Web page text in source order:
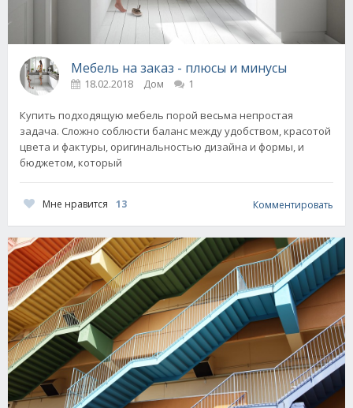
Мебель на заказ - плюсы и минусы
18.02.2018 Дом 1
Купить подходящую мебель порой весьма непростая
задача. Сложно соблюсти баланс между удобством, красотой
цвета и фактуры, оригинальностью дизайна и формы, и
бюджетом, который
Мне нравится 13 Комментировать